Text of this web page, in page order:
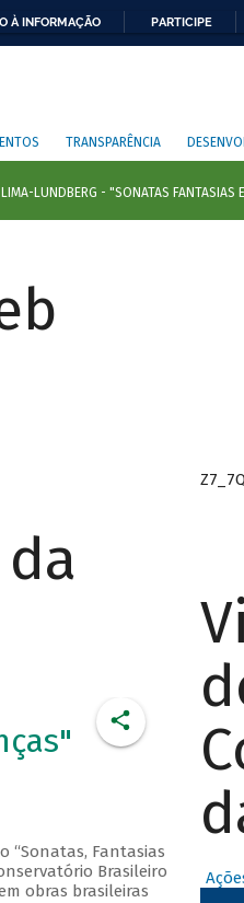
À INFORMAÇÃO PARTICIPE
TRANSPARÊNCIA
“Sonatas, Fantasias
Brasileiro
obras brasileiras